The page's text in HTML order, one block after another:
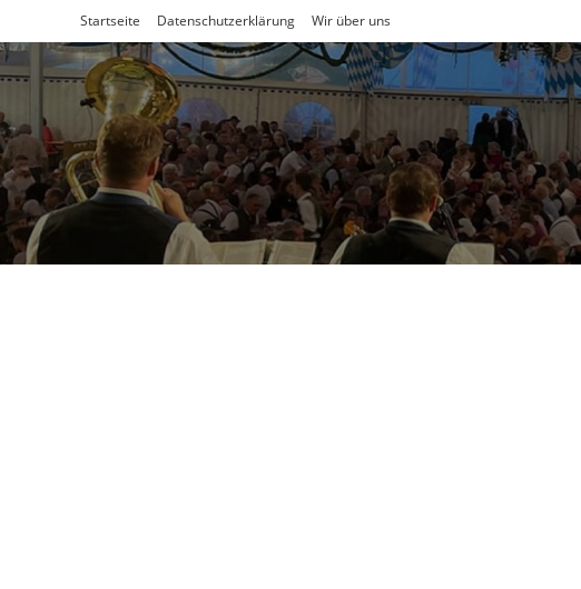
Inhalt
springen
Startseite Datenschutzerklärung Wir über uns
Kontakt